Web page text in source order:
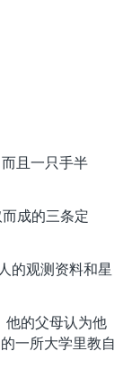
且一只手半
成的三条定
的观测资料和星
的父母认为他
一所大学里教自